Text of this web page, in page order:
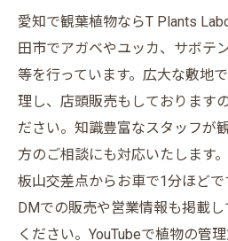
愛知で観葉植物ならT Plants
田市でアガベやユッカ、サボテ
等を行っています。広大な敷地
理し、店頭販売もしております
ださい。知識豊富なスタッフが
方のご相談にも対応いたします
板山交差点からお車で1分ほど
DMでの販売や営業情報も掲載
ください。YouTubeで植物の管